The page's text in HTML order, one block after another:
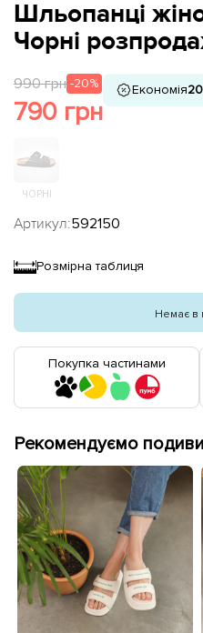
Шльопанці
Чорні
990 грн -20%
790 грн
Економія
ЧОРНІ
Артикул:592150
Розмірна таблиця
Немає в
Покупка частинами
Рекомендуємо